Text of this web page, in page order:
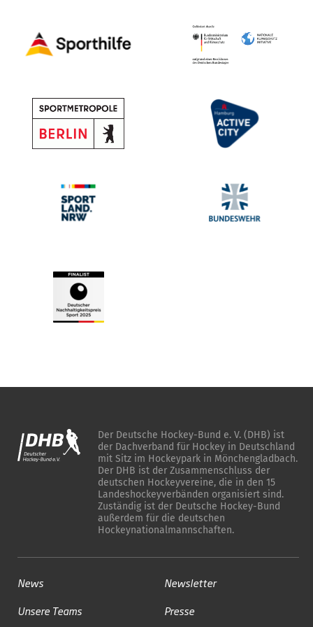
Der Deutsche Hockey-Bund e. V. (DHB) ist
der Dachverband für Hockey in Deutschland
mit Sitz im Hockeypark in Mönchengladbach.
Der DHB ist der Zusammenschluss der
deutschen Hockeyvereine, die in den 15
Landeshockeyverbänden organisiert sind.
Zuständig ist der Deutsche Hockey-Bund
außerdem für die deutschen
Hockeynationalmannschaften.
News
Unsere Teams
Newsletter
Presse